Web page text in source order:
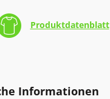
Produktdatenblatt
Informationen